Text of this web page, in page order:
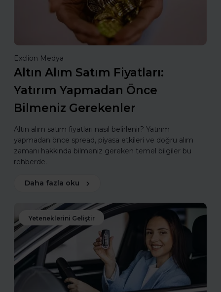
Exclion Medya
Altın Alım Satım Fiyatları:
Yatırım Yapmadan Önce
Bilmeniz Gerekenler
Altın alım satım fiyatları nasıl belirlenir? Yatırım
yapmadan önce spread, piyasa etkileri ve doğru alım
zamanı hakkında bilmeniz gereken temel bilgiler bu
rehberde.
Daha fazla oku
Yeteneklerini Geliştir